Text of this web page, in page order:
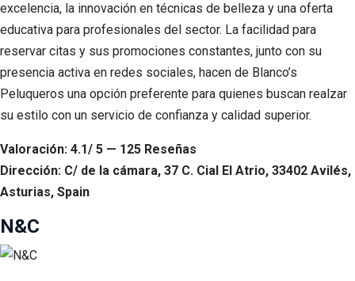
excelencia, la innovación en técnicas de belleza y una oferta
educativa para profesionales del sector. La facilidad para
reservar citas y sus promociones constantes, junto con su
presencia activa en redes sociales, hacen de Blanco’s
Peluqueros una opción preferente para quienes buscan realzar
su estilo con un servicio de confianza y calidad superior.
Valoración: 4.1/ 5 — 125 Reseñas
Dirección: C/ de la cámara, 37 C. Cial El Atrio, 33402 Avilés,
Asturias, Spain
N&C